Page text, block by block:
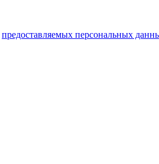
предоставляемых персональных